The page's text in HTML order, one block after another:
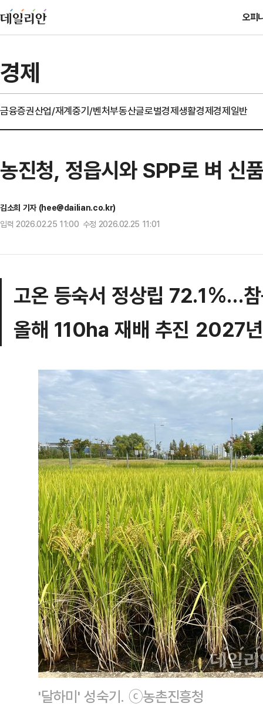
오피
경제
금융증권산업/재계중기/벤처부동산글로벌경제생활경제경제일반
농진청, 정읍시와 SPP로 벼 신
김소희 기자 (hee@dailian.co.kr)
입력 2026.02.25 11:00 수정 2026.02.25 11:01
고온 등숙서 정상립 72.1%…
올해 110ha 재배 추진 2027
'달하미' 성숙기. ⓒ농촌진흥청